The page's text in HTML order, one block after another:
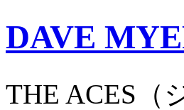
DAVE
THE ACES（